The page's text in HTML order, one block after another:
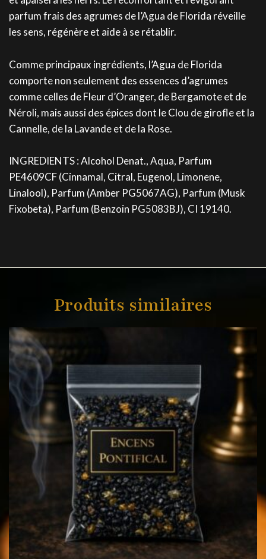
parfum frais des agrumes de l’Agua de Florida réveille
les sens, régénère et aide à se rétablir.
Comme principaux ingrédients, l’Agua de Florida
comporte non seulement des essences d’agrumes
comme celles de Fleur d’Oranger, de Bergamote et de
Néroli, mais aussi des épices dont le Clou de girofle et la
Cannelle, de la Lavande et de la Rose.
INGREDIENTS : Alcohol Denat., Aqua, Parfum
PE4609CF (Cinnamal, Citral, Eugenol, Limonene,
Linalool), Parfum (Amber PG5067AG), Parfum (Musk
Fixobeta), Parfum (Benzoin PG5083BJ), CI 19140.
Produits similaires